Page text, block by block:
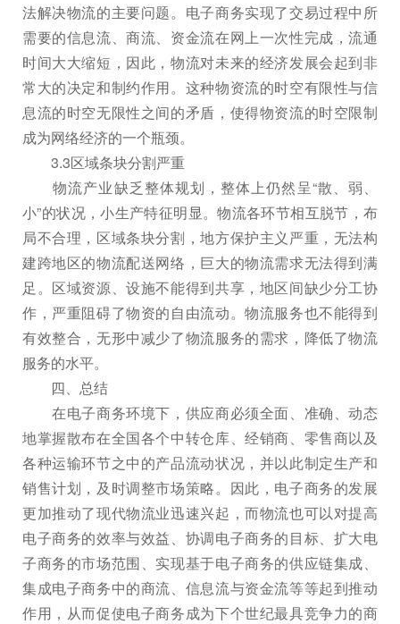
法解决物流的主要问题。电子商务实现了交易过程中所
需要的信息流、商流、资金流在网上一次性完成，流通
时间大大缩短，因此，物流对未来的经济发展会起到非
常大的决定和制约作用。这种物资流的时空有限性与信
息流的时空无限性之间的矛盾，使得物资流的时空限制
成为网络经济的一个瓶颈。
3.3区域条块分割严重
物流产业缺乏整体规划，整体上仍然呈“散、弱、
小”的状况，小生产特征明显。物流各环节相互脱节，布
局不合理，区域条块分割，地方保护主义严重，无法构
建跨地区的物流配送网络，巨大的物流需求无法得到满
足。区域资源、设施不能得到共享，地区间缺少分工协
作，严重阻碍了物资的自由流动。物流服务也不能得到
有效整合，无形中减少了物流服务的需求，降低了物流
服务的水平。
四、总结
在电子商务环境下，供应商必须全面、准确、动态
地掌握散布在全国各个中转仓库、经销商、零售商以及
各种运输环节之中的产品流动状况，并以此制定生产和
销售计划，及时调整市场策略。因此，电子商务的发展
更加推动了现代物流业迅速兴起，而物流也可以对提高
电子商务的效率与效益、协调电子商务的目标、扩大电
子商务的市场范围、实现基于电子商务的供应链集成、
集成电子商务中的商流、信息流与资金流等等起到推动
作用，从而促使电子商务成为下个世纪最具竞争力的商